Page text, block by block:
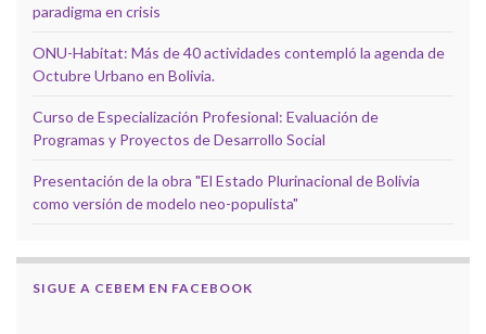
paradigma en crisis
ONU-Habitat: Más de 40 actividades contempló la agenda de
Octubre Urbano en Bolivia.
Curso de Especialización Profesional: Evaluación de
Programas y Proyectos de Desarrollo Social
Presentación de la obra "El Estado Plurinacional de Bolivia
como versión de modelo neo-populista"
SIGUE A CEBEM EN FACEBOOK